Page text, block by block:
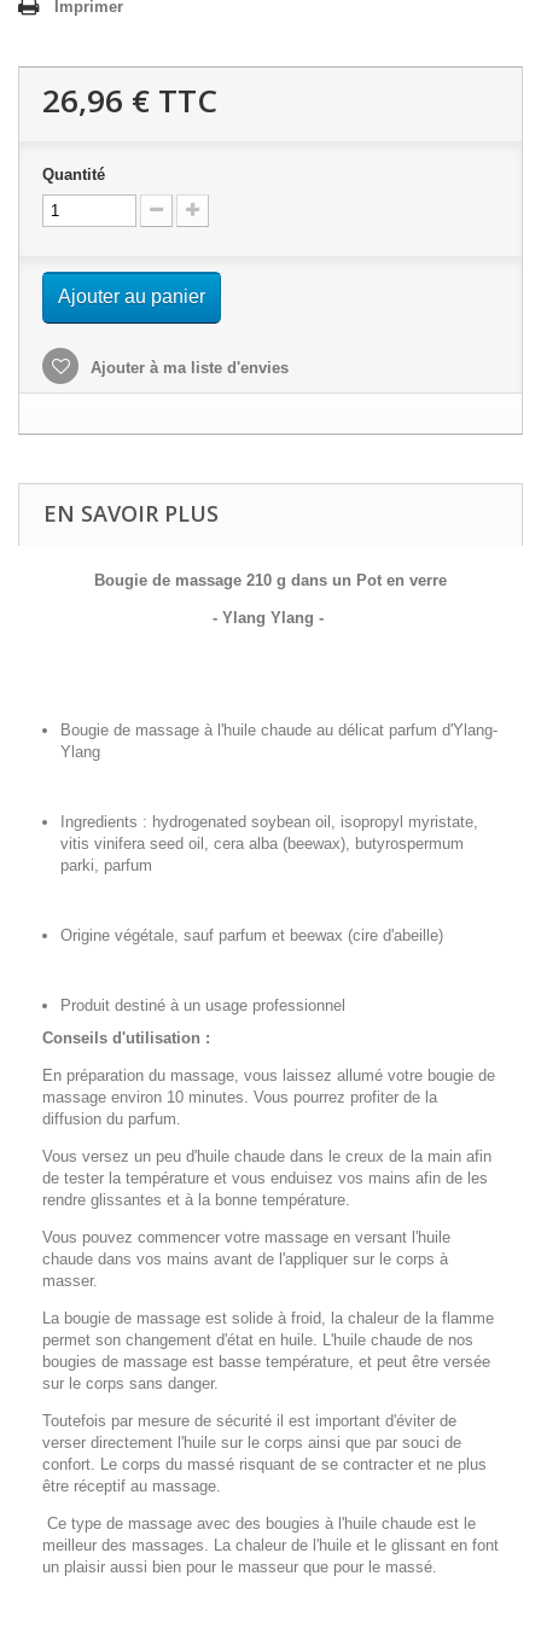
Imprimer
26,96 € TTC
Quantité
Ajouter au panier
Ajouter à ma liste d'envies
EN SAVOIR PLUS
Bougie de massage 210 g dans un Pot en verre
- Ylang Ylang -
Bougie de massage à l'huile chaude au délicat parfum d'Ylang-
Ylang
Ingredients : hydrogenated soybean oil, isopropyl myristate,
vitis vinifera seed oil, cera alba (beewax), butyrospermum
parki, parfum
Origine végétale, sauf parfum et beewax (cire d'abeille)
Produit destiné à un usage professionnel
Conseils d'utilisation :
En préparation du massage, vous laissez allumé votre bougie de
massage environ 10 minutes. Vous pourrez profiter de la
diffusion du parfum.
Vous versez un peu d'huile chaude dans le creux de la main afin
de tester la température et vous enduisez vos mains afin de les
rendre glissantes et à la bonne température.
Vous pouvez commencer votre massage en versant l'huile
chaude dans vos mains avant de l'appliquer sur le corps à
masser.
La bougie de massage est solide à froid, la chaleur de la flamme
permet son changement d'état en huile. L'huile chaude de nos
bougies de massage est basse température, et peut être versée
sur le corps sans danger.
Toutefois par mesure de sécurité il est important d'éviter de
verser directement l'huile sur le corps ainsi que par souci de
confort. Le corps du massé risquant de se contracter et ne plus
être réceptif au massage.
Ce type de massage avec des bougies à l'huile chaude est le
meilleur des massages. La chaleur de l'huile et le glissant en font
un plaisir aussi bien pour le masseur que pour le massé.